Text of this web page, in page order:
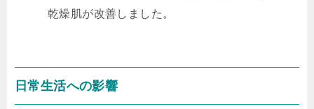
乾燥肌が改善しました。
日常生活への影響